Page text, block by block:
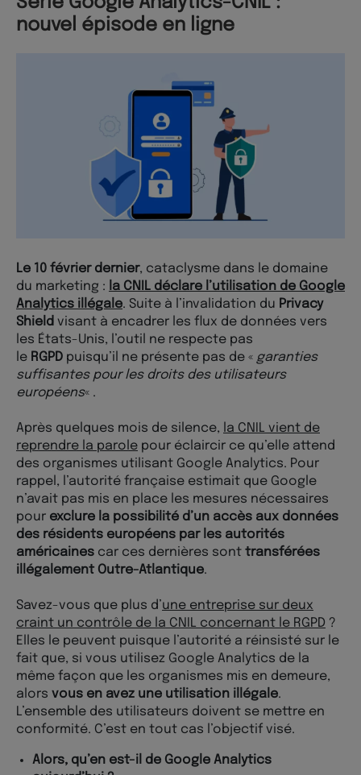
nouvel épisode en ligne
Le 10 février dernier, cataclysme dans le domaine
du marketing : la CNIL déclare l’utilisation de Google
Analytics illégale. Suite à l’invalidation du Privacy
Shield visant à encadrer les flux de données vers
les États-Unis, l’outil ne respecte pas
le RGPD puisqu’il ne présente pas de « garanties
suffisantes pour les droits des utilisateurs
européens« .
Après quelques mois de silence, la CNIL vient de
reprendre la parole pour éclaircir ce qu’elle attend
des organismes utilisant Google Analytics. Pour
rappel, l’autorité française estimait que Google
n’avait pas mis en place les mesures nécessaires
pour exclure la possibilité d’un accès aux données
des résidents européens par les autorités
américaines car ces dernières sont transférées
illégalement Outre-Atlantique.
Savez-vous que plus d’une entreprise sur deux
craint un contrôle de la CNIL concernant le RGPD ?
Elles le peuvent puisque l’autorité a réinsisté sur le
fait que, si vous utilisez Google Analytics de la
même façon que les organismes mis en demeure,
alors vous en avez une utilisation illégale.
L’ensemble des utilisateurs doivent se mettre en
conformité. C’est en tout cas l’objectif visé.
Alors, qu’en est-il de Google Analytics